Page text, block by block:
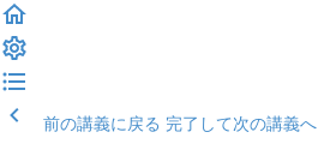
前の講義に戻る 完了して次の講義へ